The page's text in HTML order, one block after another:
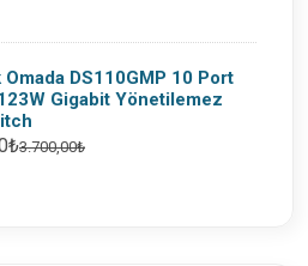
DS110GMP 10 Port
Gigabit Yönetilemez
3.700,00₺